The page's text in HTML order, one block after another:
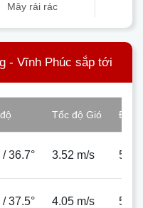
mây rải rác
- Vĩnh Phúc sắp tới
Tốc độ Gió Độ
/36.7° 3.52 m/s 57%
/37.5° 4.05 m/s 53%